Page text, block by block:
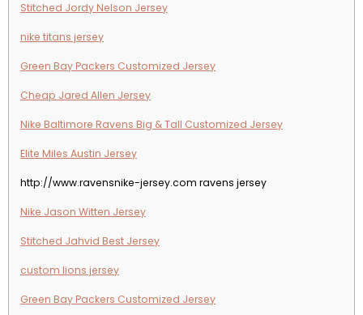
Stitched Jordy Nelson Jersey
nike titans jersey
Green Bay Packers Customized Jersey
Cheap Jared Allen Jersey
Nike Baltimore Ravens Big & Tall Customized Jersey
Elite Miles Austin Jersey
http://www.ravensnike-jersey.com ravens jersey
Nike Jason Witten Jersey
Stitched Jahvid Best Jersey
custom lions jersey
Green Bay Packers Customized Jersey